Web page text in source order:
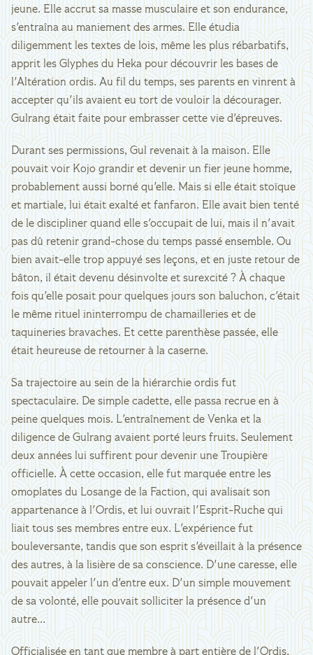
jeune. Elle accrut sa masse musculaire et son endurance,
s'entraîna au maniement des armes. Elle étudia
diligemment les textes de lois, même les plus rébarbatifs,
apprit les Glyphes du Heka pour découvrir les bases de
l'Altération ordis. Au fil du temps, ses parents en vinrent à
accepter qu'ils avaient eu tort de vouloir la décourager.
Gulrang était faite pour embrasser cette vie d'épreuves.
Durant ses permissions, Gul revenait à la maison. Elle
pouvait voir Kojo grandir et devenir un fier jeune homme,
probablement aussi borné qu'elle. Mais si elle était stoïque
et martiale, lui était exalté et fanfaron. Elle avait bien tenté
de le discipliner quand elle s'occupait de lui, mais il n'avait
pas dû retenir grand-chose du temps passé ensemble. Ou
bien avait-elle trop appuyé ses leçons, et en juste retour de
bâton, il était devenu désinvolte et surexcité ? À chaque
fois qu'elle posait pour quelques jours son baluchon, c'était
le même rituel ininterrompu de chamailleries et de
taquineries bravaches. Et cette parenthèse passée, elle
était heureuse de retourner à la caserne.
Sa trajectoire au sein de la hiérarchie ordis fut
spectaculaire. De simple cadette, elle passa recrue en à
peine quelques mois. L'entraînement de Venka et la
diligence de Gulrang avaient porté leurs fruits. Seulement
deux années lui suffirent pour devenir une Troupière
officielle. À cette occasion, elle fut marquée entre les
omoplates du Losange de la Faction, qui avalisait son
appartenance à l'Ordis, et lui ouvrait l'Esprit-Ruche qui
liait tous ses membres entre eux. L'expérience fut
bouleversante, tandis que son esprit s'éveillait à la présence
des autres, à la lisière de sa conscience. D'une caresse, elle
pouvait appeler l'un d'entre eux. D'un simple mouvement
de sa volonté, elle pouvait solliciter la présence d'un
autre...
Officialisée en tant que membre à part entière de l'Ordis,